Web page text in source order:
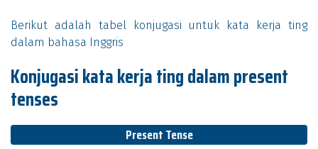
Berikut adalah tabel konjugasi untuk kata kerja ting
dalam bahasa Inggris
Konjugasi kata kerja ting dalam present
tenses
Present Tense